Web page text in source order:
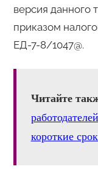
версия данного
приказом
ЕД-7-8/1047@.
Читайте
короткие